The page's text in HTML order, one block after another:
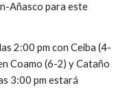
Añasco para este
2:00 pm con Ceiba (4-
Coamo (6-2) y Cataño
3:00 pm estará